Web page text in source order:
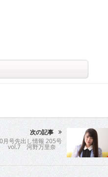
次の記事
月号先出し情報 205号
vol.7 河野万里奈